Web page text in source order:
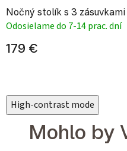
Nočný stolík s 3 zásuvkami
Odosielame do 7-14 prac. dní
179 €
High-contrast mode
Mohlo by